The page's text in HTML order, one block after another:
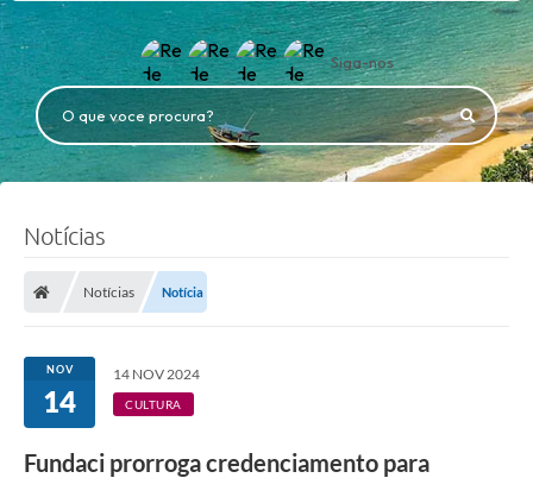
Siga-nos
O que voce procura?
Notícias
Notícias Notícia
NOV
14
14 NOV 2024
CULTURA
Fundaci prorroga credenciamento para